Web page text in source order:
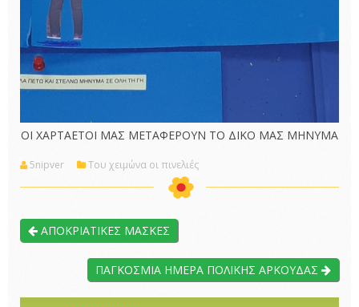
ΟΙ ΧΑΡΤΑΕΤΟΙ ΜΑΣ ΜΕΤΑΦΕΡΟΥΝ ΤΟ ΔΙΚΟ ΜΑΣ ΜΗΝΥΜΑ
5nipver Του χειμώνα οι πινελιές
ΑΠΟΚΡΙΑΤΙΚΕΣ ΜΑΣΚΕΣ
ΠΑΓΚΟΣΜΙΑ ΗΜΕΡΑ ΠΟΛΙΚΗΣ ΑΡΚΟΥΔΑΣ